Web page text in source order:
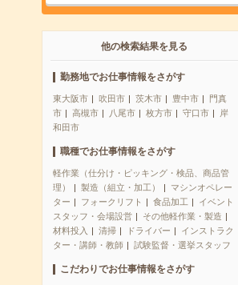
他の検索結果を見る
勤務地でお仕事情報をさがす
東大阪市 吹田市 茨木市 豊中市
門真
市
高槻市 八尾市 枚方市 守口市
岸
和田市
職種でお仕事情報をさがす
軽作業（仕分け・ピッキング・検品、商品管
理）
製造（組立・加工）
マシンオペレー
ター
フォークリフト 食品加工
イベント
スタッフ・会場設営
その他軽作業・製造
材料投入
清掃 ドライバー
インストラク
ター・講師・教師
試験監督・選挙スタッフ
こだわりでお仕事情報をさがす